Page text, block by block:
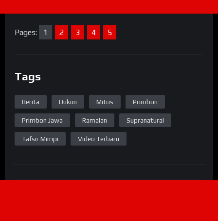
Pages: 1 2 3 4 5
Tags
Berita Dukun Mitos Primbon
Primbon Jawa Ramalan Supranatural
Tafsir Mimpi Video Terbaru